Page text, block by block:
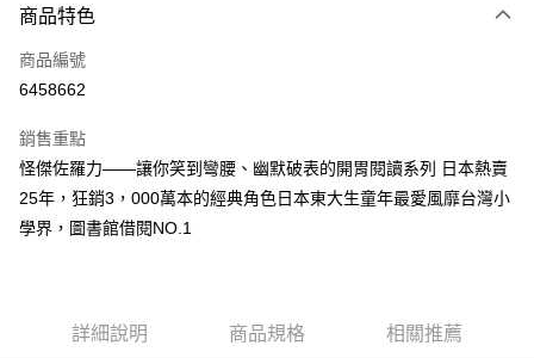
信用卡一次付款
超商取貨付款
Apple Pay
街口支付
商品特色
商品編號
6458662
銷售重點
怪傑佐羅力——讓你笑到彎腰、幽默破表的開胃閱讀系列 日本熱賣
25年，狂銷3，000萬本的經典角色日本東大生童年最愛風靡台灣小
學界，圖書館借閱NO.1
詳細說明 商品規格 相關推薦